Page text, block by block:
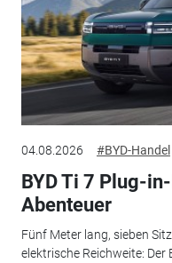
04.08.2026 #BYD-Handel
BYD Ti 7 Plug-
Abenteuer
Fünf Meter lang, sieben
elektrische Reichweite: Der